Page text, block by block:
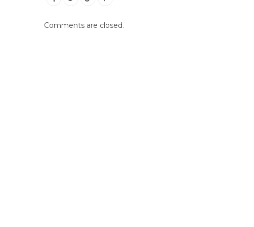
Comments are closed.